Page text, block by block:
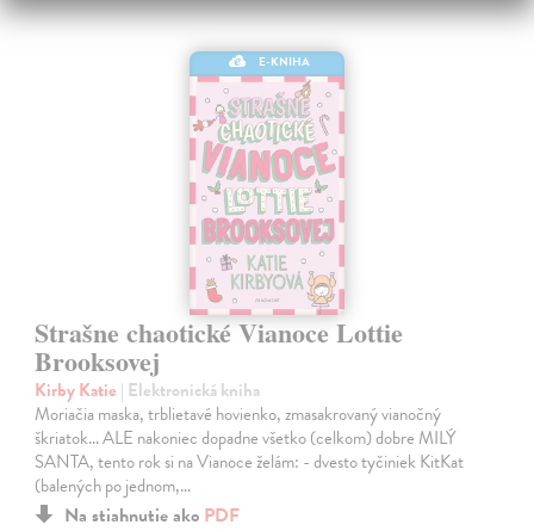
E-KNIHA
Strašne chaotické Vianoce Lottie
Brooksovej
Kirby Katie | Elektronická kniha
Moriačia maska, trblietavé hovienko, zmasakrovaný vianočný
škriatok... ALE nakoniec dopadne všetko (celkom) dobre MILÝ
SANTA, tento rok si na Vianoce želám: - dvesto tyčiniek KitKat
(balených po jednom,…
Na stiahnutie ako PDF